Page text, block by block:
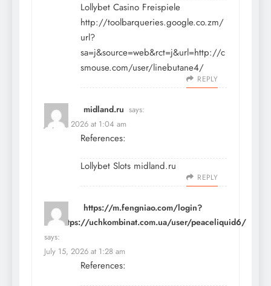
Lollybet Casino Freispiele
http://toolbarqueries.google.co.zm/
url?
sa=j&source=web&rct=j&url=http://c
smouse.com/user/linebutane4/
REPLY
midland.ru says:
July 15, 2026 at 1:04 am
References:
Lollybet Slots midland.ru
REPLY
https://m.fengniao.com/login?
url=https://uchkombinat.com.ua/user/peaceliquid6/
says:
July 15, 2026 at 1:28 am
References: